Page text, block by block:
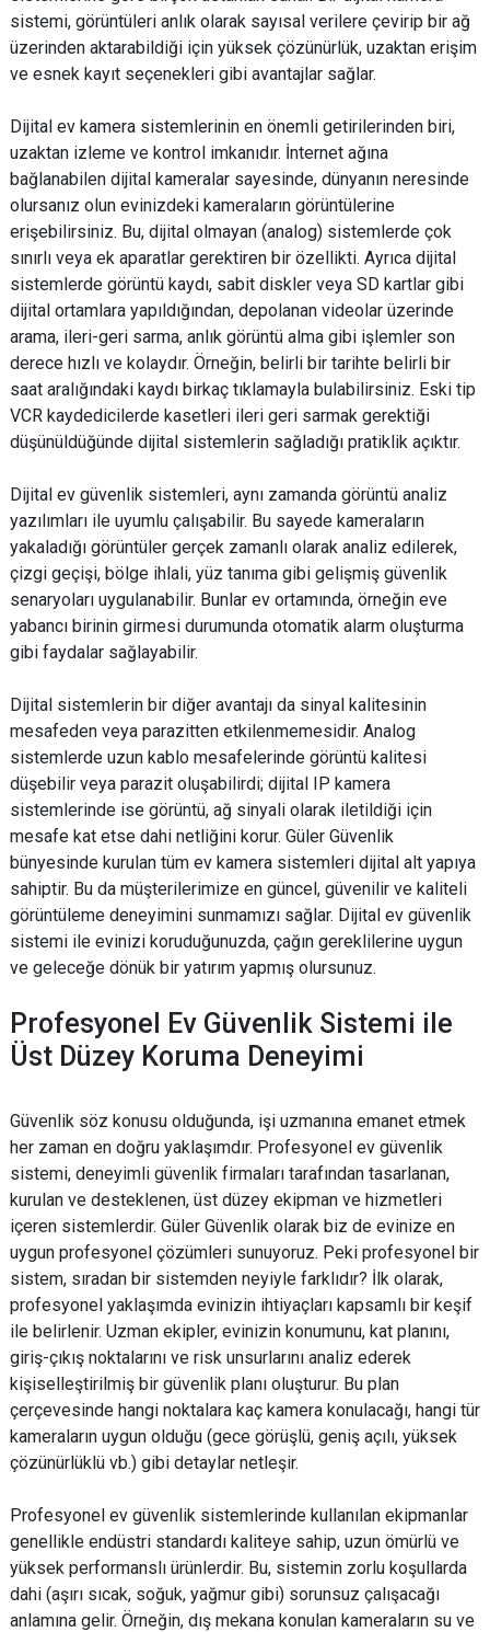
sistemi, görüntüleri anlık olarak sayısal verilere çevirip bir ağ
üzerinden aktarabildiği için yüksek çözünürlük, uzaktan erişim
ve esnek kayıt seçenekleri gibi avantajlar sağlar.
Dijital ev kamera sistemlerinin en önemli getirilerinden biri,
uzaktan izleme ve kontrol imkanıdır. İnternet ağına
bağlanabilen dijital kameralar sayesinde, dünyanın neresinde
olursanız olun evinizdeki kameraların görüntülerine
erişebilirsiniz. Bu, dijital olmayan (analog) sistemlerde çok
sınırlı veya ek aparatlar gerektiren bir özellikti. Ayrıca dijital
sistemlerde görüntü kaydı, sabit diskler veya SD kartlar gibi
dijital ortamlara yapıldığından, depolanan videolar üzerinde
arama, ileri-geri sarma, anlık görüntü alma gibi işlemler son
derece hızlı ve kolaydır. Örneğin, belirli bir tarihte belirli bir
saat aralığındaki kaydı birkaç tıklamayla bulabilirsiniz. Eski tip
VCR kaydedicilerde kasetleri ileri geri sarmak gerektiği
düşünüldüğünde dijital sistemlerin sağladığı pratiklik açıktır.
Dijital ev güvenlik sistemleri, aynı zamanda görüntü analiz
yazılımları ile uyumlu çalışabilir. Bu sayede kameraların
yakaladığı görüntüler gerçek zamanlı olarak analiz edilerek,
çizgi geçişi, bölge ihlali, yüz tanıma gibi gelişmiş güvenlik
senaryoları uygulanabilir. Bunlar ev ortamında, örneğin eve
yabancı birinin girmesi durumunda otomatik alarm oluşturma
gibi faydalar sağlayabilir.
Dijital sistemlerin bir diğer avantajı da sinyal kalitesinin
mesafeden veya parazitten etkilenmemesidir. Analog
sistemlerde uzun kablo mesafelerinde görüntü kalitesi
düşebilir veya parazit oluşabilirdi; dijital IP kamera
sistemlerinde ise görüntü, ağ sinyali olarak iletildiği için
mesafe kat etse dahi netliğini korur. Güler Güvenlik
bünyesinde kurulan tüm ev kamera sistemleri dijital alt yapıya
sahiptir. Bu da müşterilerimize en güncel, güvenilir ve kaliteli
görüntüleme deneyimini sunmamızı sağlar. Dijital ev güvenlik
sistemi ile evinizi koruduğunuzda, çağın gereklilerine uygun
ve geleceğe dönük bir yatırım yapmış olursunuz.
Profesyonel Ev Güvenlik Sistemi ile
Üst Düzey Koruma Deneyimi
Güvenlik söz konusu olduğunda, işi uzmanına emanet etmek
her zaman en doğru yaklaşımdır. Profesyonel ev güvenlik
sistemi, deneyimli güvenlik firmaları tarafından tasarlanan,
kurulan ve desteklenen, üst düzey ekipman ve hizmetleri
içeren sistemlerdir. Güler Güvenlik olarak biz de evinize en
uygun profesyonel çözümleri sunuyoruz. Peki profesyonel bir
sistem, sıradan bir sistemden neyiyle farklıdır? İlk olarak,
profesyonel yaklaşımda evinizin ihtiyaçları kapsamlı bir keşif
ile belirlenir. Uzman ekipler, evinizin konumunu, kat planını,
giriş-çıkış noktalarını ve risk unsurlarını analiz ederek
kişiselleştirilmiş bir güvenlik planı oluşturur. Bu plan
çerçevesinde hangi noktalara kaç kamera konulacağı, hangi tür
kameraların uygun olduğu (gece görüşlü, geniş açılı, yüksek
çözünürlüklü vb.) gibi detaylar netleşir.
Profesyonel ev güvenlik sistemlerinde kullanılan ekipmanlar
genellikle endüstri standardı kaliteye sahip, uzun ömürlü ve
yüksek performanslı ürünlerdir. Bu, sistemin zorlu koşullarda
dahi (aşırı sıcak, soğuk, yağmur gibi) sorunsuz çalışacağı
anlamına gelir. Örneğin, dış mekana konulan kameraların su ve